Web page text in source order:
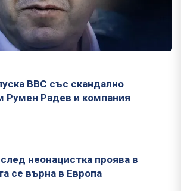
ВВС със скандално
Радев и компания
неонацистка проява в
се върна в Европа